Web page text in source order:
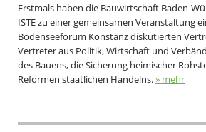
Erstmals haben die Bauwirtschaft Baden-
ISTE zu einer gemeinsamen Veranstaltung
Bodenseeforum Konstanz diskutierten
Vertreter aus Politik, Wirtschaft und
des Bauens, die Sicherung heimischer
Reformen staatlichen Handelns.» mehr